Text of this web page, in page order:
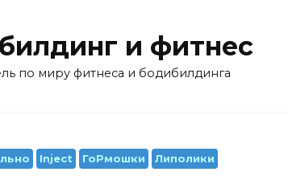
и фитнес
по миру фитнеса и бодибилдинга
Inject ГоРмошки Липолики